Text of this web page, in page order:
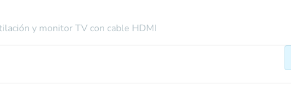
y monitor TV con cable HDMI